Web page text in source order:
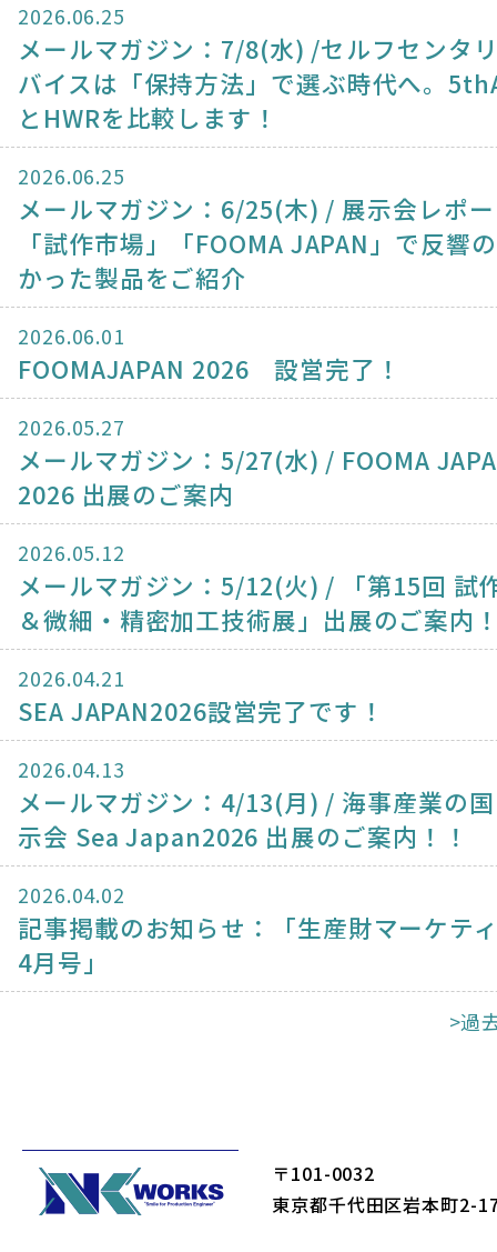
2026.06.25
メールマガジン：7/8(水) /セルフセンタ
バイスは「保持方法」で選ぶ時代へ。
とHWRを比較します！
2026.06.25
メールマガジン：6/25(木) / 展示会レポ
「試作市場」「FOOMA JAPAN」で反響
かった製品をご紹介
2026.06.01
FOOMAJAPAN 2026 設営完了！
2026.05.27
メールマガジン：5/27(水) / FOOMA
2026 出展のご案内
2026.05.12
メールマガジン：5/12(火) / 「第15回 試
＆微細・精密加工技術展」出展のご案内
2026.04.21
SEA JAPAN2026設営完了です！
2026.04.13
メールマガジン：4/13(月) / 海事産業の
示会 Sea Japan2026 出展のご案内！！
2026.04.02
記事掲載のお知らせ：「生産財マーケテ
4月号」
>過
〒101-0032
東京都千代田区岩本町2-